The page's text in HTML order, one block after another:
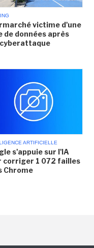
victime d'une
de données après
ARTIFICIELLE
s'appuie sur l'IA
corriger 1 072 failles
Chrome